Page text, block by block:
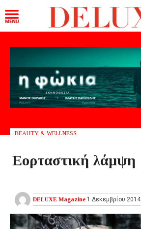
BEAUTY & WELLNESS
Εορταστική λάμψη
DELUXE Magazine 1 Δεκεμβρίου 2014